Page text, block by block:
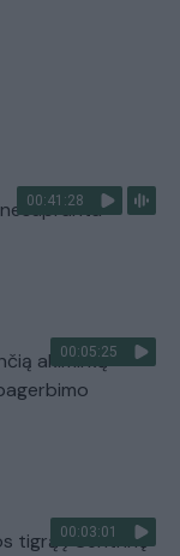
00:41:28
nesupranta
00:05:25
akimirką
00:03:01
tigrą į Centrinę